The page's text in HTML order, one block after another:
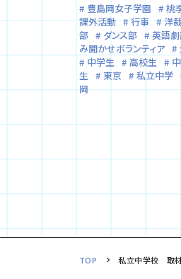
豊島岡女子学園 桃
課外活動
行事 洋
部
ダンス部 英語
み聞かせボランティア
中学生
高校生
生
東京 私立中学
岡
TOP 私立中学校 取